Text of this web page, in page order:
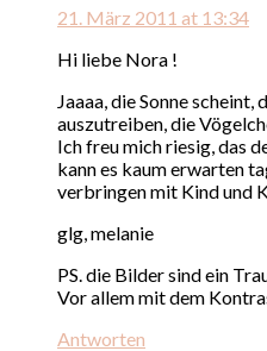
21. März 2011 at 13:34
Hi liebe Nora !
Jaaaa, die Sonne scheint,
auszutreiben, die
Ich freu mich riesig, das
kann es kaum erwarten
verbringen mit Kind und
glg, melanie
PS. die Bilder sind ein
Vor allem mit dem
Antworten